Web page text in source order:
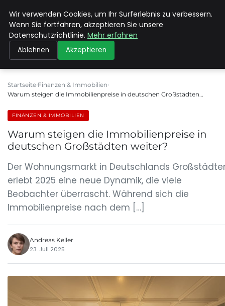
MAX NEUKIRCHNER
Startseite Finanzen & Immobilien
Warum steigen die Immobilienpreise in deutschen Großstädten…
FINANZEN & IMMOBILIEN
Warum steigen die Immobilienpreise in
deutschen Großstädten weiter?
Der Wohnungsmarkt in Deutschlands
erlebt 2025 eine neue Dynamik, die viele
Beobachter überrascht. Während sich die
Immobilienpreise nach dem […]
Andreas Keller
23. Juli 2025
Wir verwenden Cookies, um Ihr Surferlebnis zu verbessern.
Wenn Sie fortfahren, akzeptieren Sie unsere
Datenschutzrichtlinie. Mehr erfahren
Ablehnen Akzeptieren